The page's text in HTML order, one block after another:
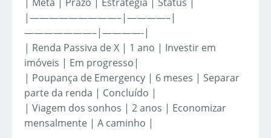
|—————————–|————–|
———————–|————-|
| Renda Passiva de X | 1 ano | Investir em
imóveis | Em progresso|
| Poupança de Emergency | 6 meses | Separar
parte da renda | Concluído |
| Viagem dos sonhos | 2 anos | Economizar
mensalmente | A caminho |